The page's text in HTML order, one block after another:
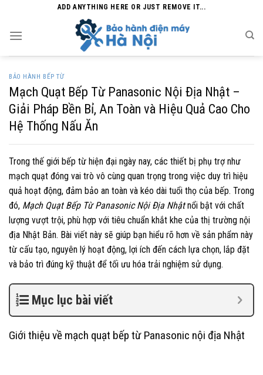
content
ADD ANYTHING HERE OR JUST REMOVE IT...
BẢO HÀNH BẾP TỪ
Mạch Quạt Bếp Từ Panasonic Nội Địa Nhật –
Giải Pháp Bền Bỉ, An Toàn và Hiệu Quả Cao Cho
Hệ Thống Nấu Ăn
Trong thế giới bếp từ hiện đại ngày nay, các thiết bị phụ trợ như
mạch quạt đóng vai trò vô cùng quan trọng trong việc duy trì hiệu
quả hoạt động, đảm bảo an toàn và kéo dài tuổi thọ của bếp. Trong
đó, Mạch Quạt Bếp Từ Panasonic Nội Địa Nhậtnổi bật với chất
lượng vượt trội, phù hợp với tiêu chuẩn khắt khe của thị trường nội
địa Nhật Bản. Bài viết này sẽ giúp bạn hiểu rõ hơn về sản phẩm này
từ cấu tạo, nguyên lý hoạt động, lợi ích đến cách lựa chọn, lắp đặt
và bảo trì đúng kỹ thuật để tối ưu hóa trải nghiệm sử dụng.
Mục lục bài viết
Giới thiệu về mạch quạt bếp từ Panasonic nội địa Nhật